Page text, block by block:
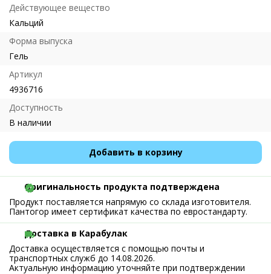
Действующее вещество
Кальций
Форма выпуска
Гель
Артикул
4936716
Доступность
В наличии
Добавить в корзину
Оригинальность продукта подтверждена
Продукт поставляется напрямую со склада изготовителя.
Пантогор имеет сертификат качества по евростандарту.
Доставка в Карабулак
Доставка осуществляется с помощью почты и
транспортных служб до 14.08.2026.
Актуальную информацию уточняйте при подтверждении